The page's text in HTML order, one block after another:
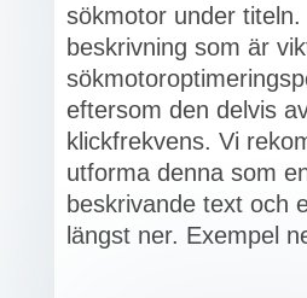
sökmotor under
beskrivning som är
eftersom den delvis
klickfrekvens. Vi
utforma denna som
beskrivande text och
längst ner. Exempel